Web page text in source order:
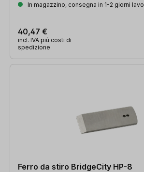
In magazzino, consegna in 1-2 giorni
40,47 €
incl. IVA più costi di
spedizione
Ferro da stiro BridgeCity HP-8